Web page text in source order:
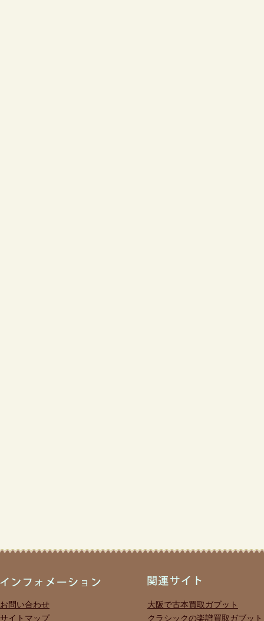
お問い合わせ
サイトマップ
大阪で古本買取ガブット
クラシックの楽譜買取ガブット